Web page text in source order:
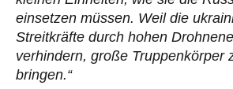
einsetzen müssen. Weil die
Streitkräfte durch hohen
verhindern, große Truppenkörper
bringen.“